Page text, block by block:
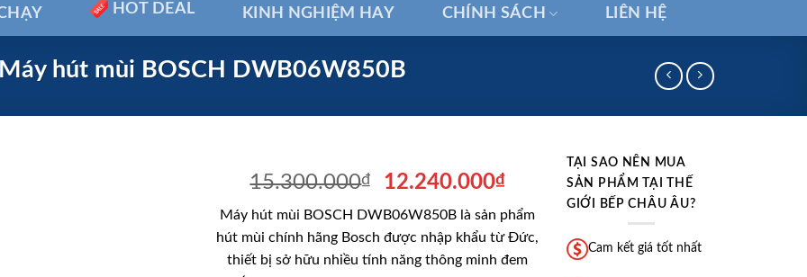
HOT DEAL KINH NGHIỆM HAY CHÍNH SÁCH LIÊN HỆ
Máy hút mùi BOSCH DWB06W850B
15.300.000₫
Giá
là:
15.300.000₫.
12.240.000₫Giá
hiện
tại
là:
12.240.000₫.
Máy hút mùi BOSCH DWB06W850B là sản phẩm
hút mùi chính hãng Bosch được nhập khẩu từ Đức,
thiết bị sở hữu nhiều tính năng thông minh đem
TẠI SAO NÊN MUA
SẢN PHẨM TẠI THẾ
GIỚI BẾP CHÂU ÂU?
Cam kết giá tốt nhất